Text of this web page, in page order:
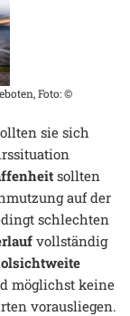
Foto: ©
sie sich
sollten
auf der
schlechten
vollständig
möglichst keine
vorausliegen.